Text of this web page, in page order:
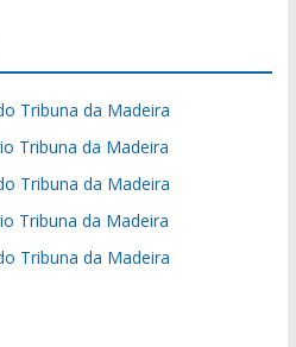
Tribuna da Madeira
Tribuna da Madeira
Tribuna da Madeira
Tribuna da Madeira
Tribuna da Madeira